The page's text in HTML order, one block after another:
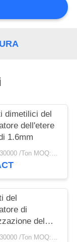
dimetilici del
dell'etere
1.6mm
USD3000-30000 /Ton MOQ:1 chilogrammo
del
di
del
110 0,046%USD3000-30000 /Ton MOQ:1 chilogrammo